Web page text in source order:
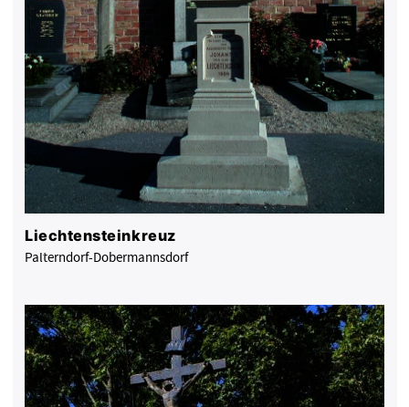
Liechtensteinkreuz
Palterndorf-Dobermannsdorf